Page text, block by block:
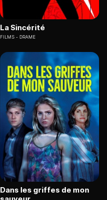
La Sincérité
FILMS DRAME
Dans les griffes de mon